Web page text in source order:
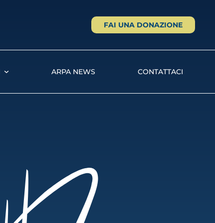
FAI UNA DONAZIONE
ARPA NEWS CONTATTACI